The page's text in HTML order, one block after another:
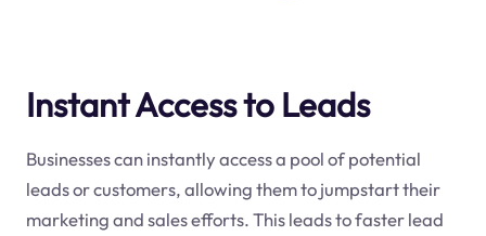
Instant Access to Leads
Businesses can instantly access a pool of potential
leads or customers, allowing them to jumpstart their
marketing and sales efforts. This leads to faster lead